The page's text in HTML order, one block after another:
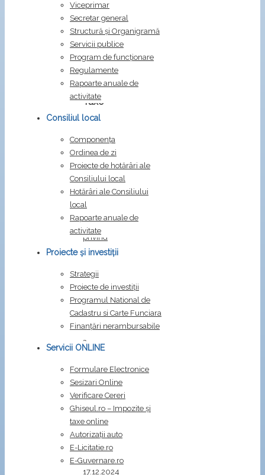
interes
public
Taxe
impozite
locale
Taxe
și
locale
HCL
nr.
72
din
29.12.2025
privind
stabilirea
și
taxelor
locale,
precum
și
a
speciale
pentru
anul
2026
HCL
nr.
63
din
17.12.2024
Viceprimar
Secretar general
Structură și Organigramă
Servicii publice
Program de funcționare
Regulamente
Rapoarte anuale de
activitate
Consiliul local
Componența
Ordinea de zi
Proiecte de hotărâri ale
Consiliului local
Hotărâri ale Consiliului
local
Rapoarte anuale de
activitate
Proiecte și investiții
Strategii
Proiecte de investiții
Programul National de
Cadastru si Carte Funciara
Finanțări nerambursabile
Servicii ONLINE
Formulare Electronice
Sesizari Online
Verificare Cereri
Ghiseul.ro – Impozite şi
taxe online
Autorizații auto
E-Licitatie.ro
E-Guvernare.ro